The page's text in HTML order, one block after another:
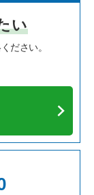
一覧
の案件一覧
覧
一覧
の案件一覧
い
ださい。